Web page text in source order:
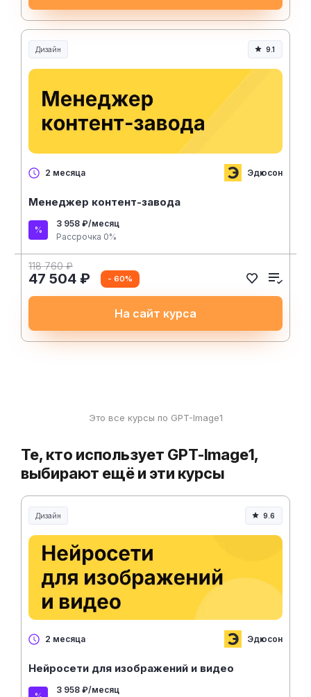
Дизайн 9.1
2 месяца Эдюсон
Менеджер контент-завода
3 958 ₽/месяц
Рассрочка 0%
118 760 ₽
47 504 ₽ - 60%
На сайт курса
Это все курсы по GPT-Image1
Те, кто использует GPT-Image1,
выбирают ещё и эти курсы
Дизайн 9.6
2 месяца Эдюсон
Нейросети для изображений и видео
3 958 ₽/месяц